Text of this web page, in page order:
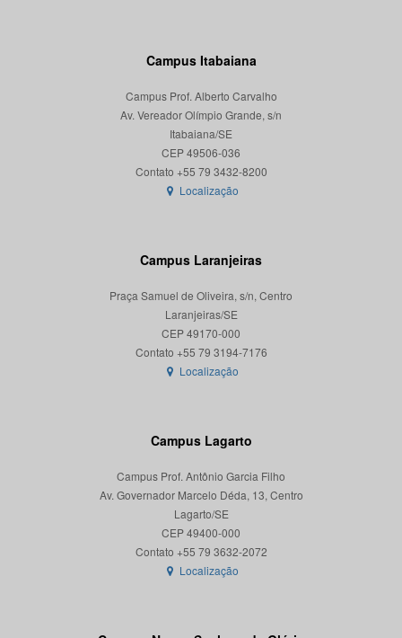
Campus Itabaiana
Campus Prof. Alberto Carvalho
Av. Vereador Olímpio Grande, s/n
Itabaiana/SE
CEP 49506-036
Localização
Campus Laranjeiras
Praça Samuel de Oliveira, s/n, Centro
Laranjeiras/SE
CEP 49170-000
Localização
Campus Lagarto
Campus Prof. Antônio Garcia Filho
Av. Governador Marcelo Déda, 13, Centro
Lagarto/SE
CEP 49400-000
Localização